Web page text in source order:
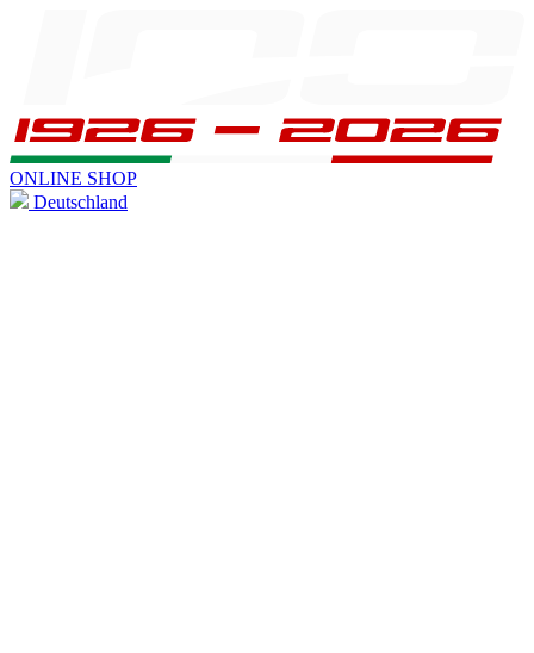
ONLINE SHOP
Deutschland